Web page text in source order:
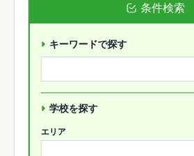
条件検索
キーワードで探す
学校を探す
エリア